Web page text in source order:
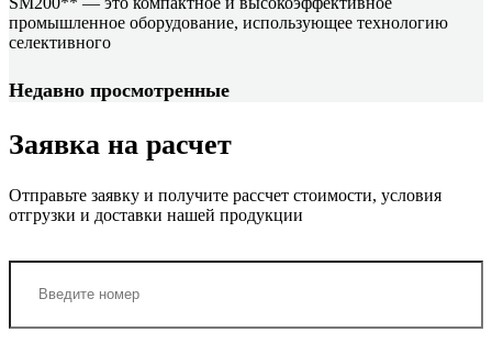
промышленное оборудование, использующее технологию
селективного
Недавно просмотренные
Заявка на расчет
Отправьте заявку и получите рассчет стоимости, условия
отгрузки и доставки нашей продукции